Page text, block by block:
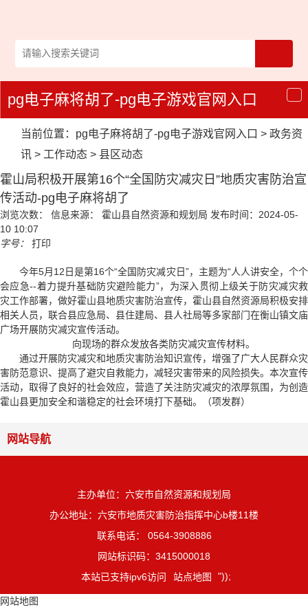
导
航
pg电子麻将胡了-pg电子游戏官网入口
当前位置： pg电子麻将胡了-pg电子游戏官网入口 > 政务资
讯 > 工作动态 > 县区动态
霍山局积极开展第16个“全国防灾减灾日”地质灾害防治宣
传活动-pg电子麻将胡了
浏览次数： 信息来源： 霍山县自然资源和规划局 发布时间：2024-05-
10 10:07
字号：
打印
今年5月12日是第16个“全国防灾减灾日”，主题为“人人讲安全，个个
会应急--着力提升基础防灾避险能力”，为深入贯彻上级关于防灾减灾救
灾工作部署，做好霍山县地质灾害防治宣传，霍山县自然资源局积极安排
相关人员，联合县应急局、县住建局、县人社局等多家部门在衡山镇文庙
广场开展防灾减灾宣传活动。
向现场的群众发放各类防灾减灾宣传材料。
通过开展防灾减灾和地质灾害防治知识宣传，增强了广大人民群众灾
害防范意识、提高了避灾自救能力，减轻灾害带来的风险损失。本次宣传
活动，取得了良好的社会效应，营造了关注防灾减灾的浓厚氛围，为创造
霍山县更加安全和谐稳定的社会环境打下基础。（项发群）
网站导航
主办单位：六安市自然资源和规划局
办公地址：六安市地质灾害防治指挥中心b楼11楼
联系电话： 0564-3908886
网站标识码：3415000018
本站已支持ipv6访问
站点地图 "));
网站地图